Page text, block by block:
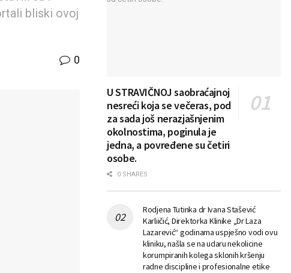
bliski ovoj
0
U STRAVIČNOJ saobraćajnoj
nesreći koja se večeras, pod
za sada još nerazjašnjenim
okolnostima, poginula je
jedna, a povređene su četiri
osobe.
0 SHARES
Rodjena Tutinka dr Ivana Stašević
Karliičić, Direktorka Klinike „Dr Laza
Lazarević“ godinama uspješno vodi ovu
kliniku, našla se na udaru nekolicine
korumpiranih kolega sklonih kršenju
radne discipline i profesionalne etike